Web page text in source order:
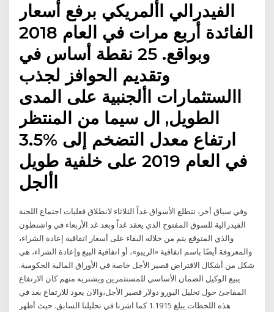
الفيدرالي األمريكي برفع أسعار
الفائدة أربع مرات في العام 2018
وبواقع. 25 نقطة أساس في
وتقديم الحوافز لجذب
االستثمارات األجنبية على المدى
الطويل, ال سيما من المنتظر
ارتفاع معدل التضخم إلى %3.5
في العام 2019 على خلفية طويل
األجل
وفي سياق أخر، تتطلع الأسواق غداً الثلاثاء لانطلاق فعليات اجتماع اللجنة
الفيدرالية للسوق المفتوح الذي يعقد غداً وبعد غد الأربعاء في واشنطون
والذي المتوقع يتم من خلاله البقاء على أسعار اتفاقية إعادة الشراء،
والمعروفة أيضًا باسم اتفاقية «الريبو»، أو اتفاقية البيع وإعادة الشراء، هي
شكل من أشكال الاقتراض قصير الأجل خاصة في الأوراق المالية الحكومية.
يبيع الوكيل الضمان الأساسي للمستثمرين ويشتريه منهم كان الارتفاع
المفاجئ حول تحليل اليورو دولار قصير الأجل،والان يعود للارتفاع بعد في
هذه اللحظات يبلغ 1.1915 كما اشرنا في تحليلنا السابق. حيث أظهر